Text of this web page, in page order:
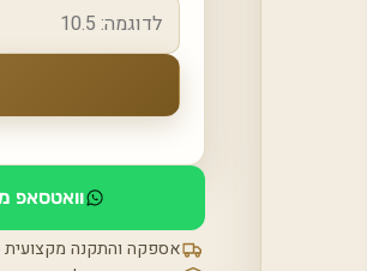
וואטסאפ
אספקה והתקנה מקצועית